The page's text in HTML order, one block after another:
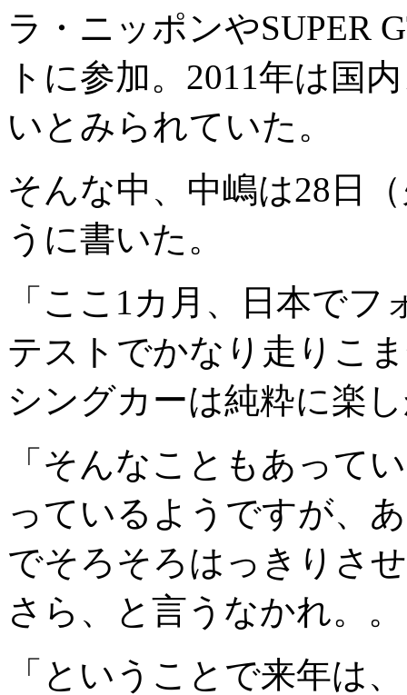
ラ・ニッポンやSUPER
トに参加。2011年は国
いとみられていた。
そんな中、中嶋は28日
うに書いた。
「ここ1カ月、日本で
テストでかなり走りこ
シングカーは純粋に楽
「そんなこともあって
っているようですが、
でそろそろはっきりさ
さら、と言うなかれ。
「ということで来年は